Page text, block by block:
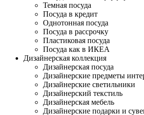
Темная посуда
Посуда в кредит
Однотонная посуда
Посуда в рассрочку
Пластиковая посуда
Посуда как в ИКЕА
Дизайнерская коллекция
Дизайнерская посуда
Дизайнерские предметы
Дизайнерские светильники
Дизайнерский текстиль
Дизайнерская мебель
Дизайнерские подарки и